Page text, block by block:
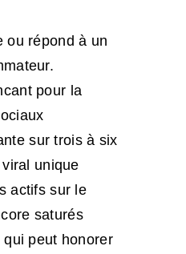
ou répond à un
pour la
sur trois à six
unique
actifs sur le
saturés
peut honorer